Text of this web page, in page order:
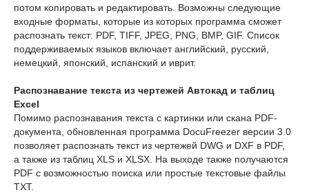
потом копировать и редактировать. Возможны следующие
входные форматы, которые из которых программа сможет
распознать текст: PDF, TIFF, JPEG, PNG, BMP, GIF. Список
поддерживаемых языков включает английский, русский,
немецкий, японский, испанский и иврит.
Распознавание текста из чертежей Автокад и таблиц
Excel
Помимо распознавания текста с картинки или скана PDF-
документа, обновленная программа DocuFreezer версии 3.0
позволяет распознать текст из чертежей DWG и DXF в PDF,
а также из таблиц XLS и XLSX. На выходе также получаются
PDF с возможностью поиска или простые текстовые файлы
TXT.